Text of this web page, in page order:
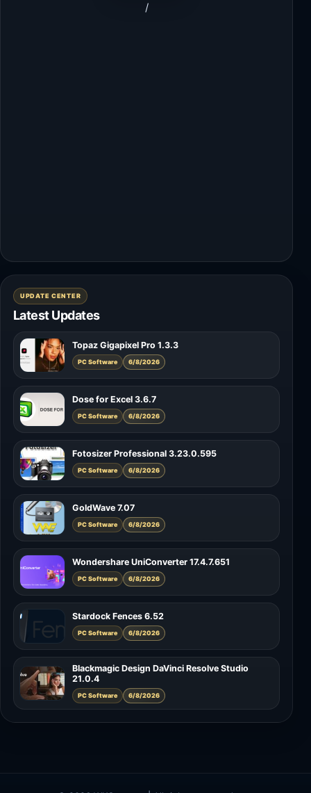
/
UPDATE CENTER
Latest Updates
Topaz Gigapixel Pro 1.3.3
PC Software 6/8/2026
Dose for Excel 3.6.7
PC Software 6/8/2026
Fotosizer Professional 3.23.0.595
PC Software 6/8/2026
GoldWave 7.07
PC Software 6/8/2026
Wondershare UniConverter 17.4.7.651
PC Software 6/8/2026
Stardock Fences 6.52
PC Software 6/8/2026
Blackmagic Design DaVinci Resolve Studio
21.0.4
PC Software 6/8/2026